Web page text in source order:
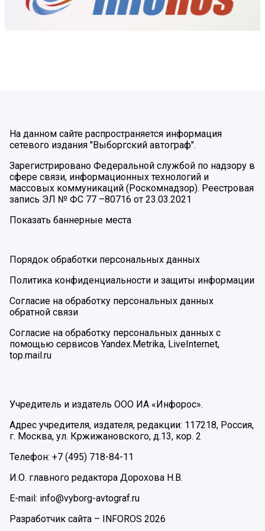
На данном сайте распространяется информация
сетевого издания "Выборгский автограф".
Зарегистрировано Федеральной службой по надзору в
сфере связи, информационных технологий и
массовых коммуникаций (Роскомнадзор). Реестровая
запись ЭЛ № ФС 77 –80716 от 23.03.2021
Показать баннерные места
Порядок обработки персональных данных
Политика конфиденциальности и защиты информации
Согласие на обработку персональных данных
обратной связи
Согласие на обработку персональных данных с
помощью сервисов Yandex.Metrika, LiveInternet,
top.mail.ru
Учредитель и издатель ООО ИА «Инфорос».
Адрес учредителя, издателя, редакции: 117218, Россия,
г. Москва, ул. Кржижановского, д.13, кор. 2
Телефон: +7 (495) 718-84-11
И.О. главного редактора Дорохова Н.В.
E-mail: info@vyborg-avtograf.ru
Разработчик сайта –
INFOROS 2026